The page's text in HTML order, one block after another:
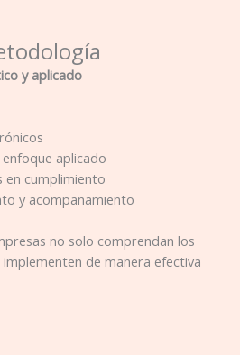
y aplicado
aplicado
en cumplimiento
y acompañamiento
no solo comprendan los
de manera efectiva